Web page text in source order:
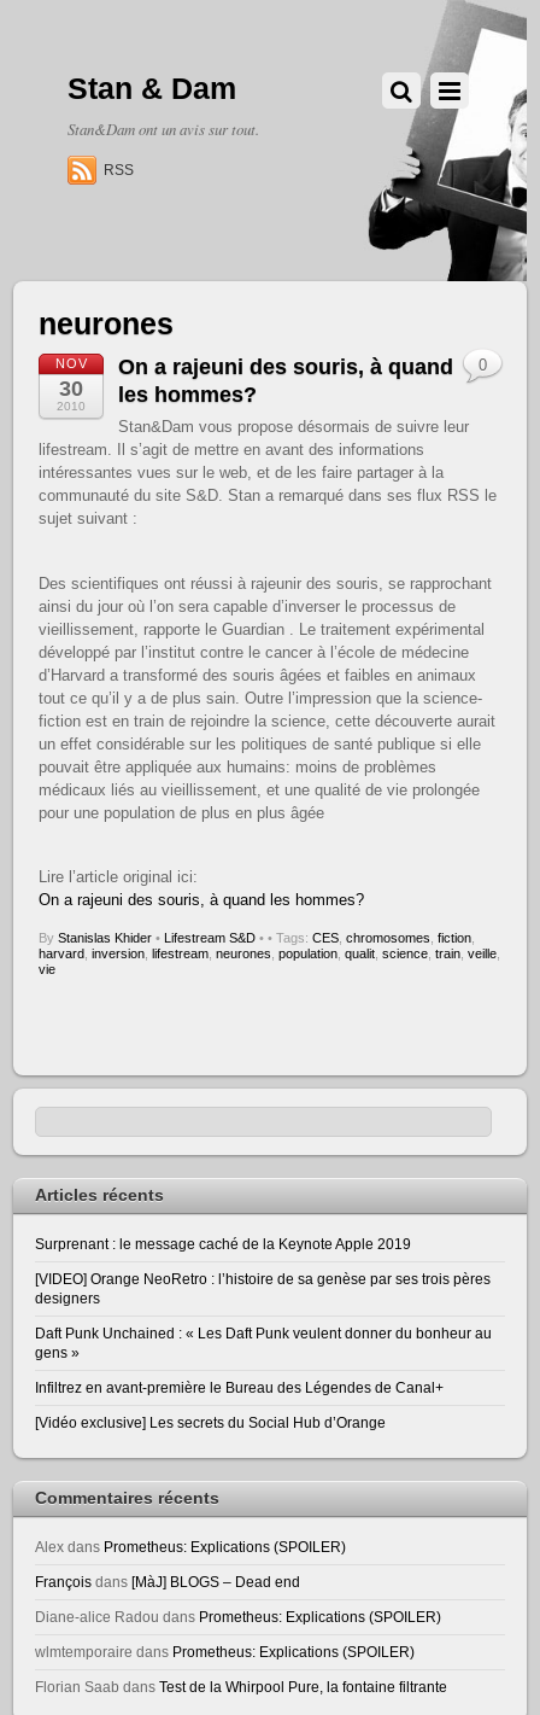
Stan & Dam
Stan&Dam ont un avis sur tout.
RSS
neurones
NOV
30
2010
On a rajeuni des souris, à quand
les hommes?
Stan&Dam vous propose désormais de suivre leur
lifestream. Il s’agit de mettre en avant des informations
intéressantes vues sur le web, et de les faire partager à la
communauté du site S&D. Stan a remarqué dans ses flux RSS le
sujet suivant :
Des scientifiques ont réussi à rajeunir des souris, se rapprochant
ainsi du jour où l’on sera capable d’inverser le processus de
vieillissement, rapporte le Guardian . Le traitement expérimental
développé par l’institut contre le cancer à l’école de médecine
d’Harvard a transformé des souris âgées et faibles en animaux
tout ce qu’il y a de plus sain. Outre l’impression que la science-
fiction est en train de rejoindre la science, cette découverte aurait
un effet considérable sur les politiques de santé publique si elle
pouvait être appliquée aux humains: moins de problèmes
médicaux liés au vieillissement, et une qualité de vie prolongée
pour une population de plus en plus âgée
Lire l’article original ici:
On a rajeuni des souris, à quand les hommes?
ByStanislas Khider • Lifestream S&D •
0
• Tags:CES ,chromosomes ,fiction
harvard ,inversion ,lifestream ,neurones ,population ,qualit ,science ,train ,veille
vie
Articles récents
Surprenant : le message caché de la Keynote Apple 2019
[VIDEO] Orange NeoRetro : l’histoire de sa genèse par ses trois pères
designers
Daft Punk Unchained : « Les Daft Punk veulent donner du bonheur au
gens »
Infiltrez en avant-première le Bureau des Légendes de Canal+
[Vidéo exclusive] Les secrets du Social Hub d’Orange
Commentaires récents
Alex dans Prometheus: Explications (SPOILER)
François dans [MàJ] BLOGS – Dead end
Diane-alice Radou dans Prometheus: Explications (SPOILER)
wlmtemporaire dans Prometheus: Explications (SPOILER)
Florian Saab dansTest de la Whirpool Pure, la fontaine filtrante